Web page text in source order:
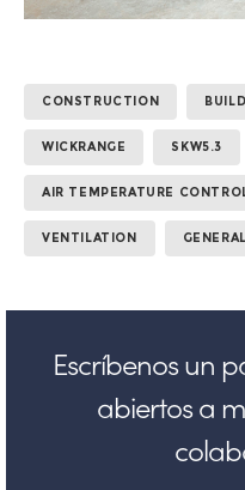
CONSTRUCTION
WICKRANGE SKW5.3
AIR TEMPERATURE
VENTILATION
Escríbenos un
abiertos a